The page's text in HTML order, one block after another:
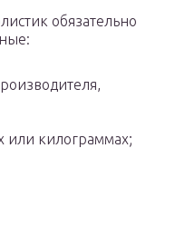
обязательно
или килограммах;